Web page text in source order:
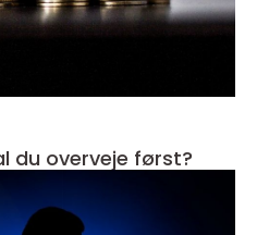
du overveje først?